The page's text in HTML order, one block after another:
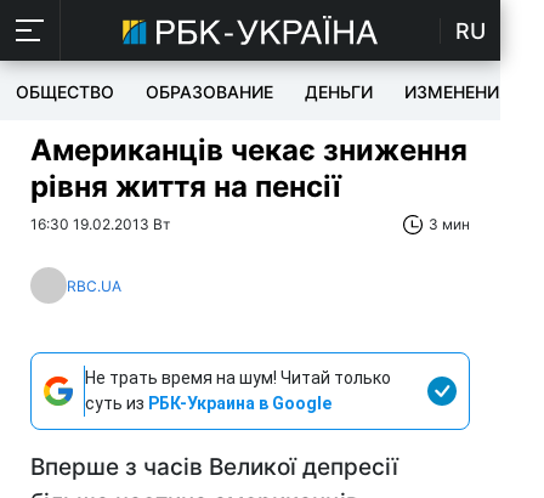
RU
ОБЩЕСТВО ОБРАЗОВАНИЕ ДЕНЬГИ ИЗМЕНЕНИЯ
Американців чекає зниження
рівня життя на пенсії
16:30 19.02.2013 Вт 3 мин
RBC.UA
Не трать время на шум! Читай только
суть из РБК-Украина в Google
Вперше з часів Великої депресії